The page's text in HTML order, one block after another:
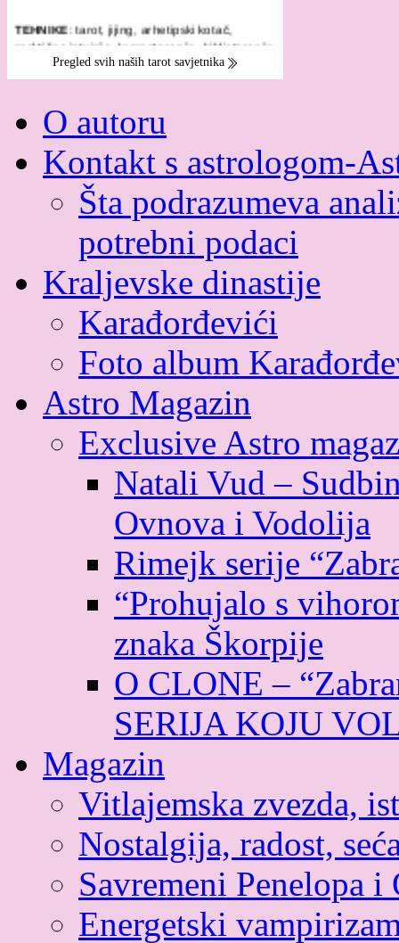
O autoru
Kontakt s astrologom-
Šta podrazumeva
potrebni podaci
Kraljevske dinastije
Karađorđevići
Foto album
Astro Magazin
Exclusive Astro
Natali Vud –
Ovnova i Vodolija
Rimejk serije
“Prohujalo s
znaka Škorpije
O CLONE –
SERIJA KOJU
Magazin
Vitlajemska zvezda,
Nostalgija, radost,
Savremeni Penelopa i
Energetski